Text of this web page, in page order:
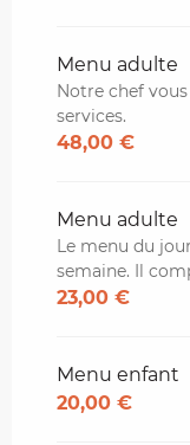
Menu adulte
Notre chef
services.
48,00 €
Menu adulte
Le menu du
semaine. Il
23,00 €
Menu enfant
20,00 €